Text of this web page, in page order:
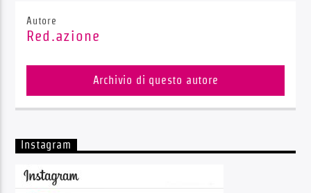
Autore
Red.azione
Archivio di questo autore
Instagram